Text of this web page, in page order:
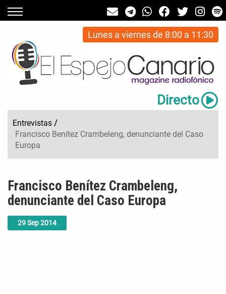
Lunes a viernes de 8:00 a 11:30
Directo
Entrevistas /
Francisco Benítez Crambeleng, denunciante del Caso
Europa
29Sep2014
Francisco Benítez Crambeleng,
denunciante del Caso Europa